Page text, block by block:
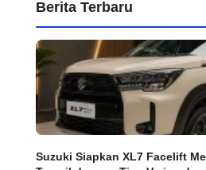
Berita Terbaru
Suzuki Siapkan XL7 Facelift